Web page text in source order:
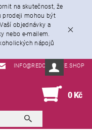
na skutečnost, že
prodeji mohou být
objednávky a
nebo e-mailem.
nápojů
INFO@REDORWHITE.SHOP
0 Kč